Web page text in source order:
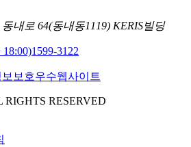
내로 64(동내동1119) KERIS빌딩
1599-3122
RESERVED